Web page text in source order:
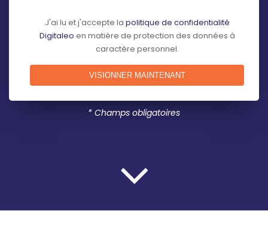
J'ai lu et j'accepte la politique de confidentialité
Digitaleo en matière de protection des données à
caractère personnel.
* Champs obligatoires